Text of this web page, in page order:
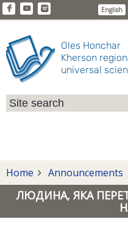
English
Oles Honchar
Kherson
universal
Home Announcements
ЛЮДИНА, ЯКА